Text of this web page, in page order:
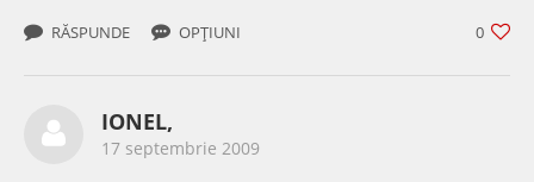
0
RĂSPUNDE OPȚIUNI
IONEL,
17 septembrie 2009